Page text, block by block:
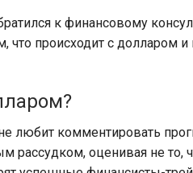
к финансовому
что происходит с долларом
любит комментировать
рассудком, оценивая не то,